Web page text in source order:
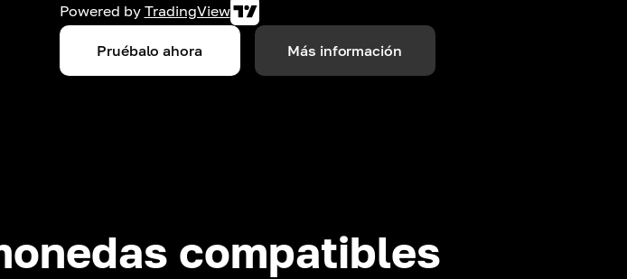
Powered by TradingView
Pruébalo ahora Más información
compatibles